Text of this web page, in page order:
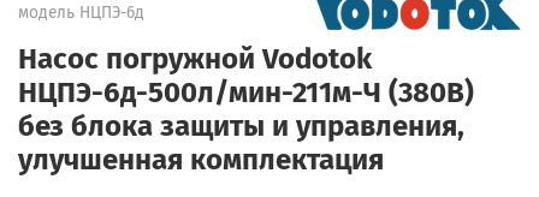
модель НЦПЭ-6д
Насос погружной Vodotok
НЦПЭ-6д-500л/мин-211м-Ч (380В)
без блока защиты и управления,
улучшенная комплектация